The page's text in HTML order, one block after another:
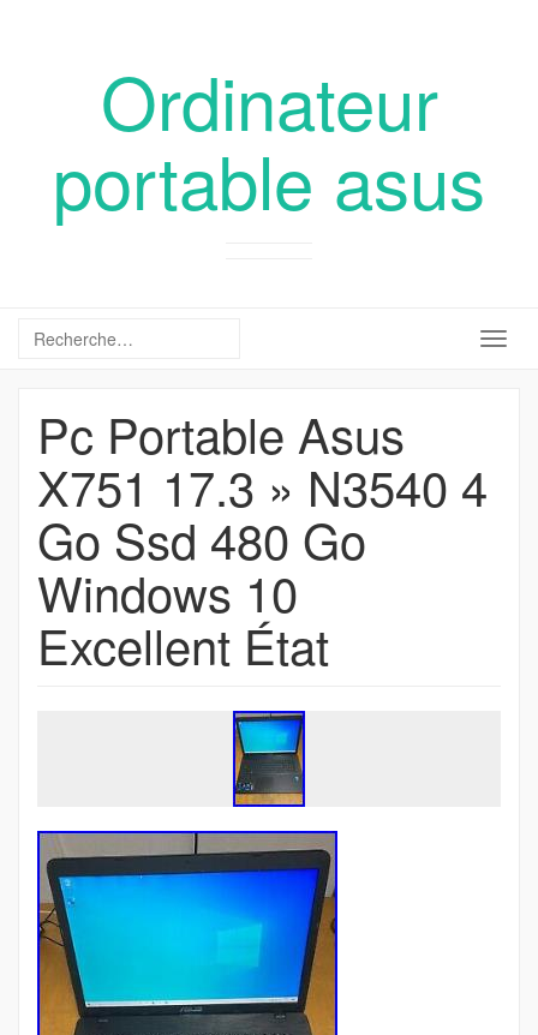
Ordinateur
portable asus
Pc Portable Asus
X751 17.3 » N3540 4
Go Ssd 480 Go
Windows 10
Excellent État